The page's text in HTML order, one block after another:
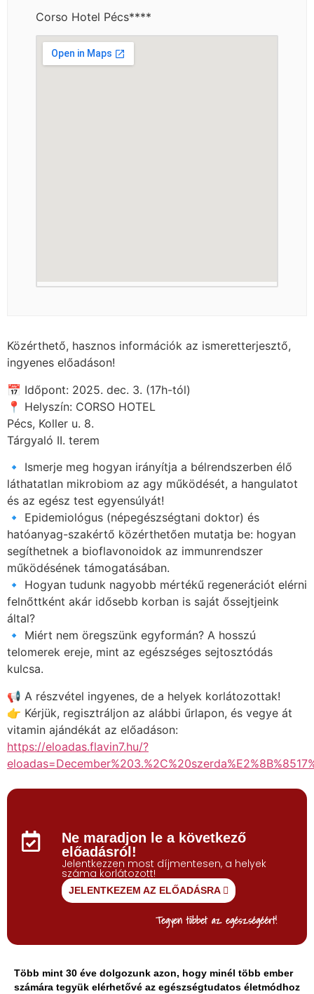
Corso Hotel Pécs****
Közérthető, hasznos információk az ismeretterjesztő,
ingyenes előadáson!
📅 Időpont: 2025. dec. 3. (17h-tól)
📍 Helyszín: CORSO HOTEL
Pécs, Koller u. 8.
Tárgyaló II. terem
🔹 Ismerje meg hogyan irányítja a bélrendszerben élő
láthatatlan mikrobiom az agy működését, a hangulatot
és az egész test egyensúlyát!
🔹 Epidemiológus (népegészségtani doktor) és
hatóanyag-szakértő közérthetően mutatja be: hogyan
segíthetnek a bioflavonoidok az immunrendszer
működésének támogatásában.
🔹 Hogyan tudunk nagyobb mértékű regenerációt elérni
felnőttként akár idősebb korban is saját őssejtjeink
által?
🔹 Miért nem öregszünk egyformán? A hosszú
telomerek ereje, mint az egészséges sejtosztódás
kulcsa.
📢 A részvétel ingyenes, de a helyek korlátozottak!
👉 Kérjük, regisztráljon az alábbi űrlapon, és vegye át
vitamin ajándékát az előadáson:
https://eloadas.flavin7.hu/?
Tegyen többet az egészségéért!
Ne maradjon le a következő
előadásról!
Jelentkezzen most díjmentesen, a helyek
száma korlátozott!
JELENTKEZEM AZ ELŐADÁSRA
Több mint 30 éve dolgozunk azon, hogy minél több ember
számára tegyük elérhetővé az egészségtudatos életmódhoz